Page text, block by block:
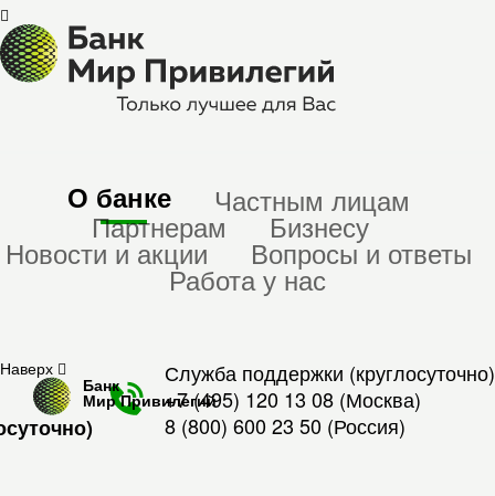
О банке Частным лицам
Партнерам Бизнесу
Новости и акции Вопросы и ответы
Работа у нас
Служба поддержки (круглосуточно)
+7 (495) 120 13 08 (Москва)
8 (800) 600 23 50 (Россия)
Наверх
Банк
Мир Привилегий